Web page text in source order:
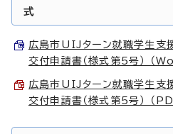
式
広島市UIJターン就職学生支
交付申請書（様式第5号） （
広島市UIJターン就職学生支
交付申請書（様式第5号） （